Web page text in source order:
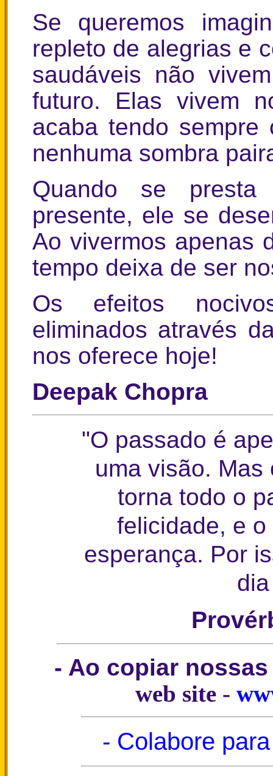
Se queremos
repleto de alegrias e
saudáveis não
futuro. Elas vivem
acaba tendo
nenhuma sombra
Quando se
presente, ele se
Ao vivermos apenas
tempo deixa de ser
Os efeitos
eliminados através
nos oferece hoje!
Deepak Chopra
"O passado é
uma visão.
torna todo o
felicidade, e
esperança. Por
- Ao copiar
web site -
- Colabore